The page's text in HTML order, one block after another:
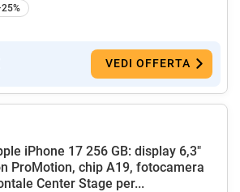
VEDI OFFERTA
iPhone 17 256 GB: display 6,3"
ProMotion, chip A19, fotocamera
Center Stage per...